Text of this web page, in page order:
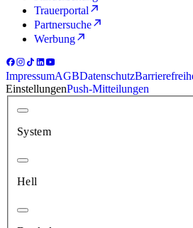
Trauerportal
Partnersuche
Werbung
ImpressumAGBDatenschutz
EinstellungenPush-Mitteilungen
System
Hell